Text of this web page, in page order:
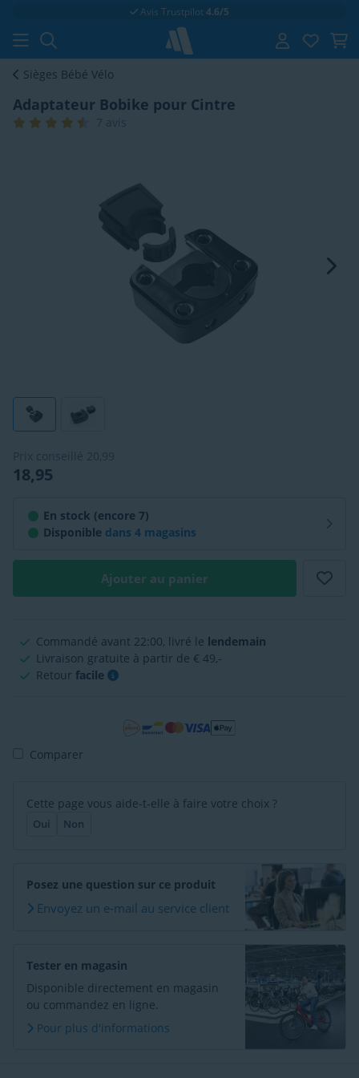
Livraison gratuiteà partir de € 49,-
Sièges Bébé Vélo
Adaptateur Bobike pour Cintre
7 avis
Prix conseillé 20,99
18,95
En stock (encore 7)
Disponible dans 4 magasins
Ajouter au panier
Commandé avant 22:00, livré le lendemain
Livraison gratuite à partir de € 49,-
Retour facile
Comparer
Cette page vous aide-t-elle à faire votre choix ?
Oui Non
Posez une question sur ce produit
Envoyez un e-mail au service client
Tester en magasin
Disponible directement en magasin
ou commandez en ligne.
Pour plus d'informations